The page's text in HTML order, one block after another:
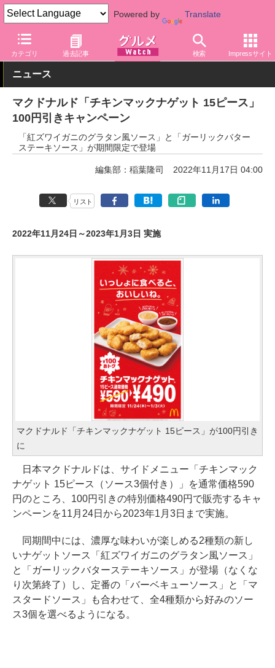
Powered by Translate
カテゴリ 過去記事 検索 Impressサイト
グルメ Watch 店舗 ファストフード マクドナルド
ニュース
マクドナルド「チキンマックナゲット 15ピース」
100円引きキャンペーン
「紅ズワイガニのグラタン風ソース」と「ガーリックバター
ステーキソース」が期間限定で登場
編集部：稲葉隆司 2022年11月17日 04:00
リスト
2022年11月24日～2023年1月3日 実施
マクドナルド「チキンマックナゲット 15ピース」が100円引き
に
日本マクドナルドは、サイドメニュー「チキンマック
ナゲット 15ピース（ソース3個付き）」を通常価格590
円のところ、100円引きの特別価格490円で販売するキャ
ンペーンを11月24日から2023年1月3日まで実施。
同期間中には、濃厚な味わいが楽しめる2種類の新し
いナゲットソース「紅ズワイガニのグラタン風ソース」
と「ガーリックバターステーキソース」が登場（なくな
り次第終了）し、定番の「バーベキューソース」と「マ
スタードソース」も合わせて、全4種類から好みのソー
ス3個を選べるようになる。